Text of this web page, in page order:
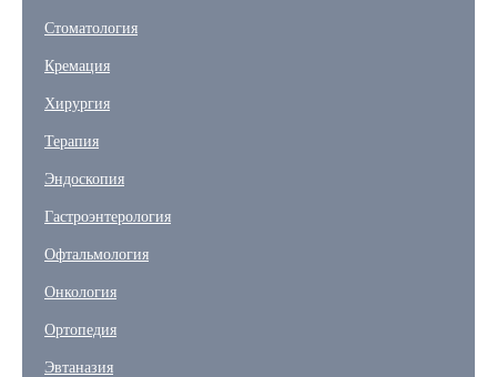
Стоматология
Кремация
Хирургия
Терапия
Эндоскопия
Гастроэнтерология
Офтальмология
Онкология
Ортопедия
Эвтаназия